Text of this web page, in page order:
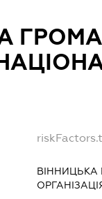
ВІННИЦЬКА